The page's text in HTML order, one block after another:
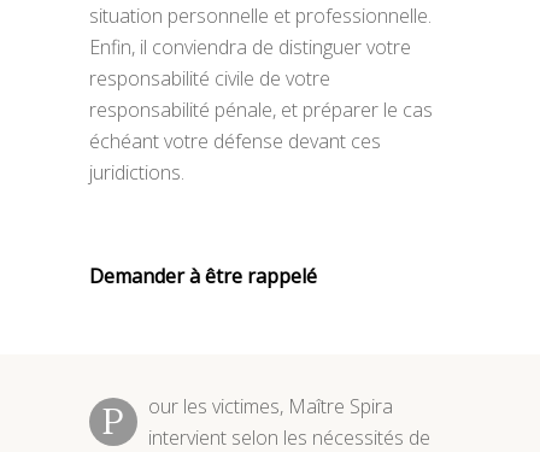
situation personnelle et professionnelle.
Enfin, il conviendra de distinguer votre
responsabilité civile de votre
responsabilité pénale, et préparer le cas
échéant votre défense devant ces
juridictions.
Demander à être rappelé
P
our les victimes, Maître Spira
intervient selon les nécessités de